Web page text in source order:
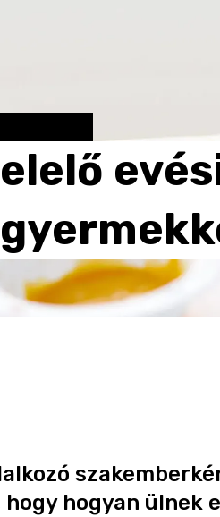
hogyan ülnek